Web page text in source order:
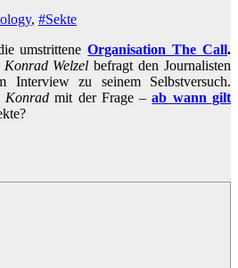
, #Sekte
umstritteneOrganisation The Call.
Konrad Welzel befragt den Journalisten
Interview zu seinem Selbstversuch.
Konradmit der Frage –ab wann gilt